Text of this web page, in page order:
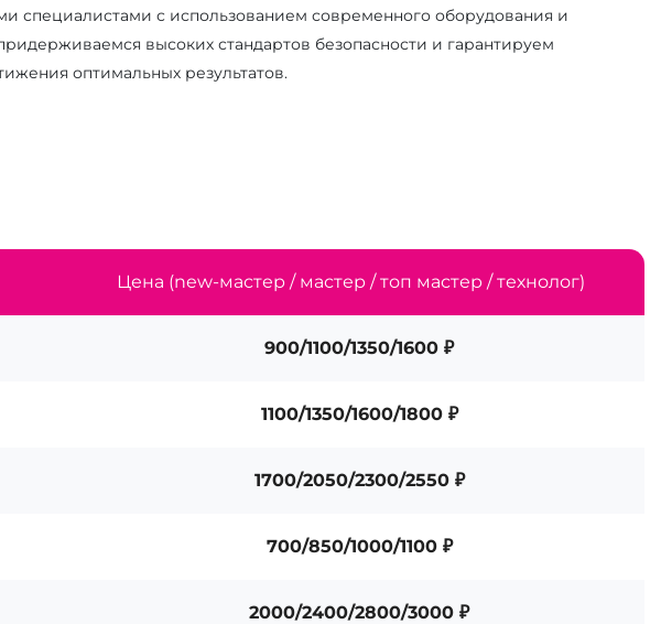
специалистами с использованием современного оборудования и
высоких стандартов безопасности и гарантируем
оптимальных результатов.
Цена (new-мастер / мастер / топ мастер / технолог)
900/1100/1350/1600 ₽
1100/1350/1600/1800 ₽
1700/2050/2300/2550 ₽
700/850/1000/1100 ₽
2000/2400/2800/3000 ₽